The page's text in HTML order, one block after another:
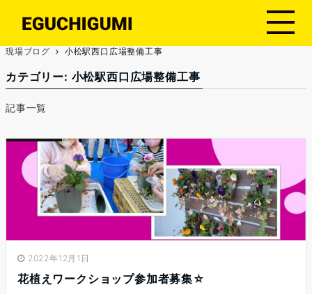
現場ブログ 小松駅西口広場整備工事
カテゴリー: 小松駅西口広場整備工事
記事一覧
2022年12月1日
花植えワークショップ参加者募集☆